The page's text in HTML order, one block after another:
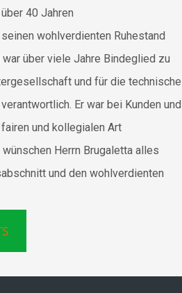
40 Jahren
wohlverdienten Ruhestand
über viele Jahre Bindeglied zu
und für die technische
Er war bei Kunden und
und kollegialen Art
Herrn Brugaletta alles
und den wohlverdienten